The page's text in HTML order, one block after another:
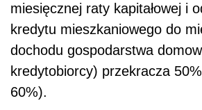
miesięcznej raty kapitałowej i
kredytu mieszkaniowego do
dochodu gospodarstwa
kredytobiorcy) przekracza
60%).